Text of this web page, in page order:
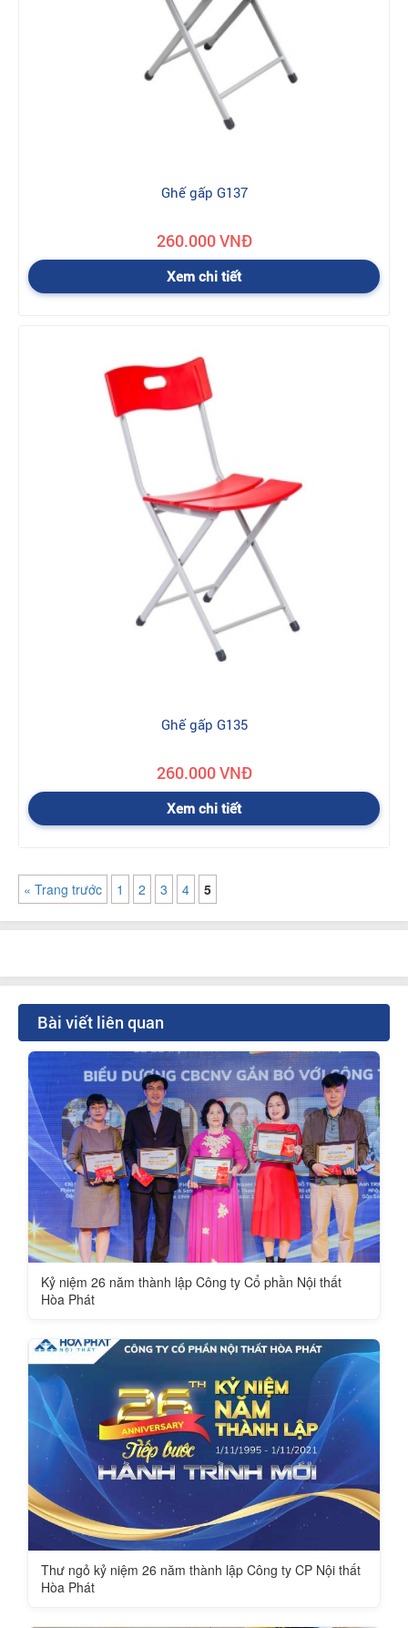
Ghế gấp G137
260.000 VNĐ
Xem chi tiết
Ghế gấp G135
260.000 VNĐ
Xem chi tiết
« Trang trước 1 2 3 4 5
Bài viết liên quan
Kỷ niệm 26 năm thành lập Công ty Cổ phần Nội thất
Hòa Phát
Thư ngỏ kỷ niệm 26 năm thành lập Công ty CP Nội thất
Hòa Phát